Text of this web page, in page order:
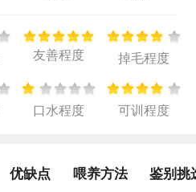
友善程度 掉毛程度
口水程度 可训程度
优缺点 喂养方法 鉴别挑